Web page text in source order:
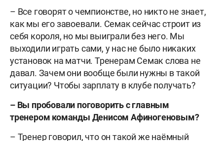
– Все говорят о чемпионстве, но никто не знает,
как мы его завоевали. Семак сейчас строит из
себя короля, но мы выиграли без него. Мы
выходили играть сами, у нас не было никаких
установок на матчи. Тренерам Семак слова не
давал. Зачем они вообще были нужны в такой
ситуации? Чтобы зарплату в клубе получать?
– Вы пробовали поговорить с главным
тренером команды Денисом Афиногеновым?
– Тренер говорил, что он такой же наёмный